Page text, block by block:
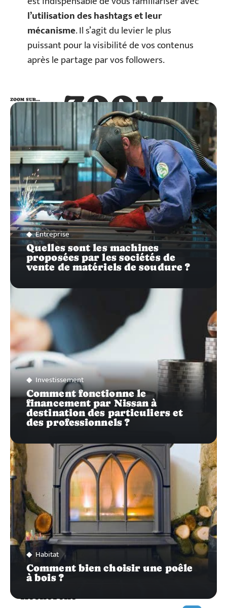
l’utilisation des hashtags et leur
mécanisme. Il s’agit du levier le plus
puissant pour la visibilité de vos contenus
après le partage par vos followers.
ZOOM
SUR…
ZOOM SUR…
Entreprise
Quelles sont les machines
proposées par les sociétés de
vente de matériels de soudure ?
Investissement
Comment fonctionne le
financement par Nissan à
destination des particuliers et
des professionnels ?
Habitat
Comment bien choisir une poêle
à bois ?
Recherche